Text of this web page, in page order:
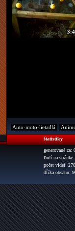
Auto-moto-lietadlá
štatistiky
generované za:
ľudí na
počet videí:
dĺžka obsahu: